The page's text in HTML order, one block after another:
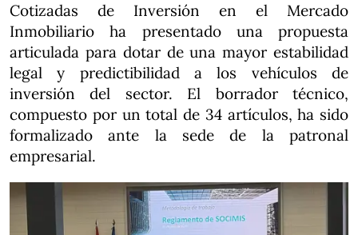
Cotizadas de Inversión en el Mercado
Inmobiliario ha presentado una propuesta
articulada para dotar de una mayor estabilidad
legal y predictibilidad a los vehículos de
inversión del sector. El borrador técnico,
compuesto por un total de 34 artículos, ha sido
formalizado ante la sede de la patronal
empresarial.